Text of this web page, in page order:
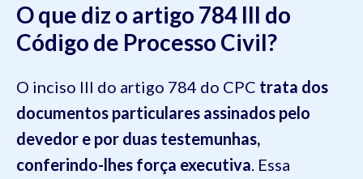
O que diz o artigo 784 III do
Código de Processo Civil?
O inciso III do artigo 784 do CPC trata dos
documentos particulares assinados pelo
devedor e por duas testemunhas,
conferindo-lhes força executiva. Essa